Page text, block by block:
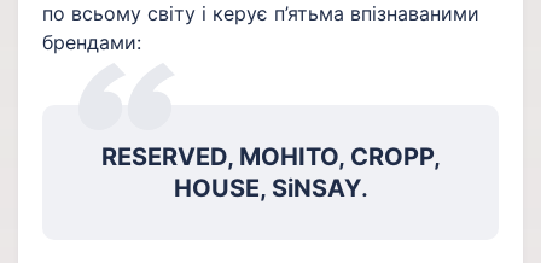
по всьому світу і керує п’ятьма впізнаваними
брендами:
RESERVED, MOHITO, CROPP,
HOUSE, SiNSAY.